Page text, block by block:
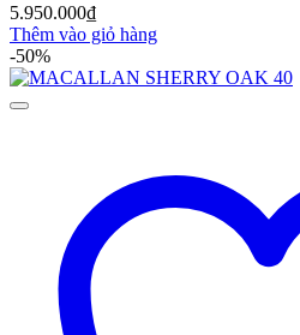
5.950.000₫
Thêm vào giỏ hàng
-50%